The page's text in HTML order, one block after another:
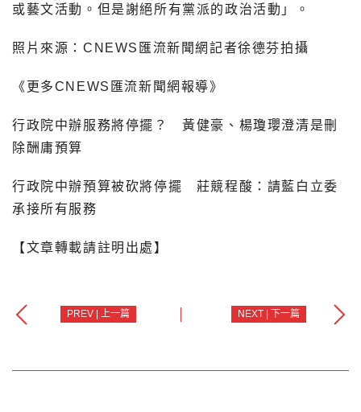
或藝文活動。但是謝絕所有黨派的政治活動」。
照片來源：CNEWS匯流新聞網記者徐德芬拍攝
《更多CNEWS匯流新聞網報導》
行政院中辦服務將停擺？ 黃健豪、楊瓊瓔澄清是刪
除酬庸預算
行政院中辦預算被砍將停擺 莊競程酸：請藍白立委
承接所有服務
【文章轉載請註明出處】
PREV | 上一篇 NEXT | 下一篇